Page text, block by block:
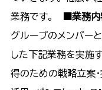
業務です。
■業務内
グループのメンバー
した下記業務を実施す
得のための戦略立案